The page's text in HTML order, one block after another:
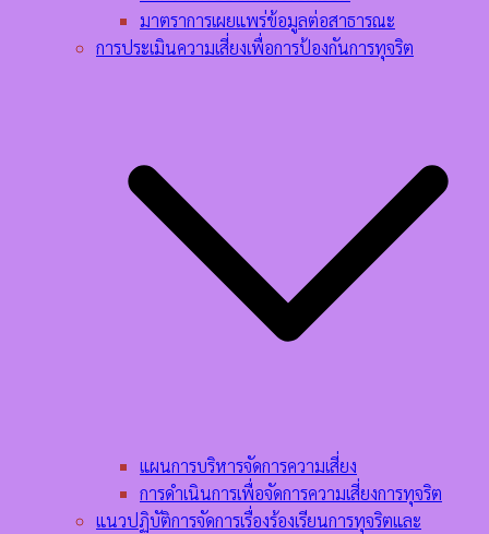
มาตราการเผยแพร่ข้อมูลต่อสาธารณะ
การประเมินความเสี่ยงเพื่อการป้องกันการทุจริต
แผนการบริหารจัดการความเสี่ยง
การดำเนินการเพื่อจัดการความเสี่ยงการทุจริต
แนวปฏิบัติการจัดการเรื่องร้องเรียนการทุจริตและ